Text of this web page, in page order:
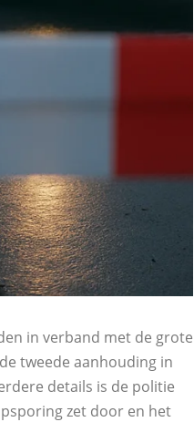
in verband met de grote
tweede aanhouding in
details is de politie
zet door en het